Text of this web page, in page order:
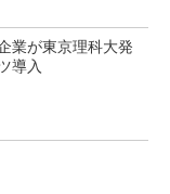
業が東京理科大発
導入